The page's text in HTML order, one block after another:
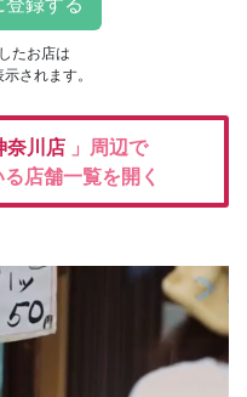
たお店は
示されます。
奈川店 」周辺で
店舗一覧を開く